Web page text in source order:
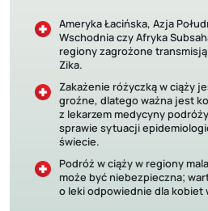
Ameryka Łacińska, Azja
Wschodnia czy Afryka
regiony zagrożone
Zika.
Zakażenie różyczką w ciąży
groźne, dlatego ważna jest
z lekarzem medycyny
sprawie sytuacji
świecie.
Podróż w ciąży w regiony
może być niebezpieczna;
o leki odpowiednie dla kobiet